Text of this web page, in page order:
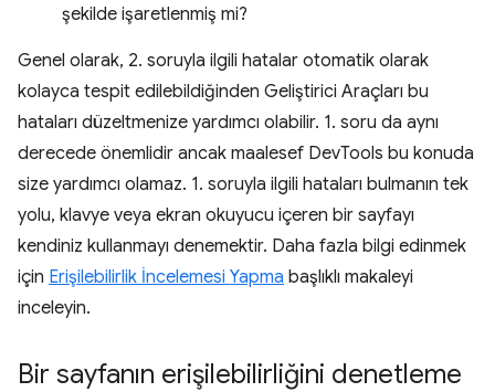
şekilde işaretlenmiş mi?
Genel olarak, 2. soruyla ilgili hatalar otomatik olarak
kolayca tespit edilebildiğinden Geliştirici Araçları bu
hataları düzeltmenize yardımcı olabilir. 1. soru da aynı
derecede önemlidir ancak maalesef DevTools bu konuda
size yardımcı olamaz. 1. soruyla ilgili hataları bulmanın tek
yolu, klavye veya ekran okuyucu içeren bir sayfayı
kendiniz kullanmayı denemektir. Daha fazla bilgi edinmek
için Erişilebilirlik İncelemesi Yapma başlıklı makaleyi
inceleyin.
Bir sayfanın erişilebilirliğini denetleme